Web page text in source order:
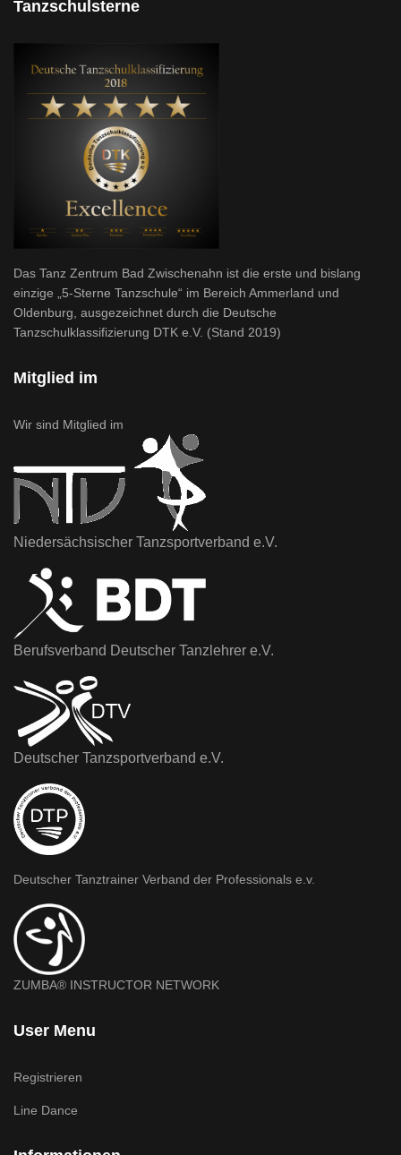
Tanzschulsterne
Das Tanz Zentrum Bad Zwischenahn ist die erste und bislang
einzige „5-Sterne Tanzschule“ im Bereich Ammerland und
Oldenburg, ausgezeichnet durch die Deutsche
Tanzschulklassifizierung DTK e.V. (Stand 2019)
Mitglied im
Wir sind Mitglied im
Niedersächsischer Tanzsportverband e.V.
Berufsverband Deutscher Tanzlehrer e.V.
Deutscher Tanzsportverband e.V.
Deutscher Tanztrainer Verband der Professionals e.v.
ZUMBA® INSTRUCTOR NETWORK
User Menu
Registrieren
Line Dance